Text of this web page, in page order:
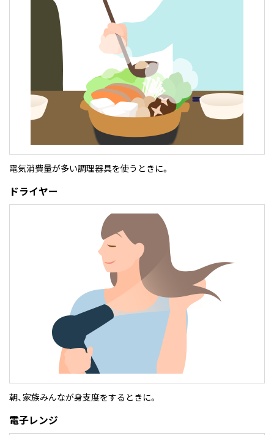
電気消費量が多い調理器具を使うときに。
ドライヤー
朝、家族みんなが身支度をするときに。
電子レンジ